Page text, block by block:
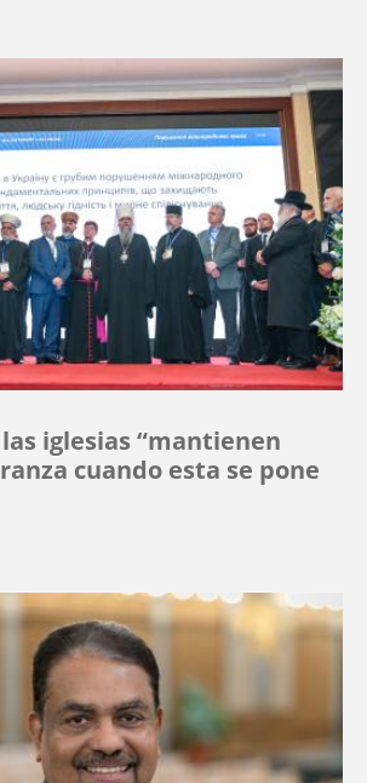
iglesias “mantienen
cuando esta se pone